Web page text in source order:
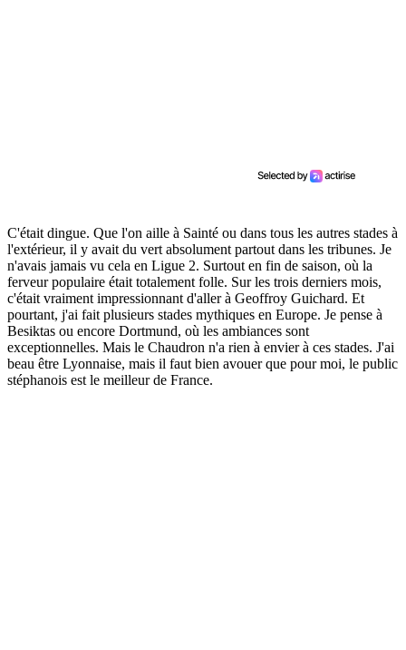
C'était dingue. Que l'on aille à Sainté ou dans tous les autres stades à
l'extérieur, il y avait du vert absolument partout dans les tribunes. Je
n'avais jamais vu cela en Ligue 2. Surtout en fin de saison, où la
ferveur populaire était totalement folle. Sur les trois derniers mois,
c'était vraiment impressionnant d'aller à Geoffroy Guichard. Et
pourtant, j'ai fait plusieurs stades mythiques en Europe. Je pense à
Besiktas ou encore Dortmund, où les ambiances sont
exceptionnelles. Mais le Chaudron n'a rien à envier à ces stades. J'ai
beau être Lyonnaise, mais il faut bien avouer que pour moi, le public
stéphanois est le meilleur de France.